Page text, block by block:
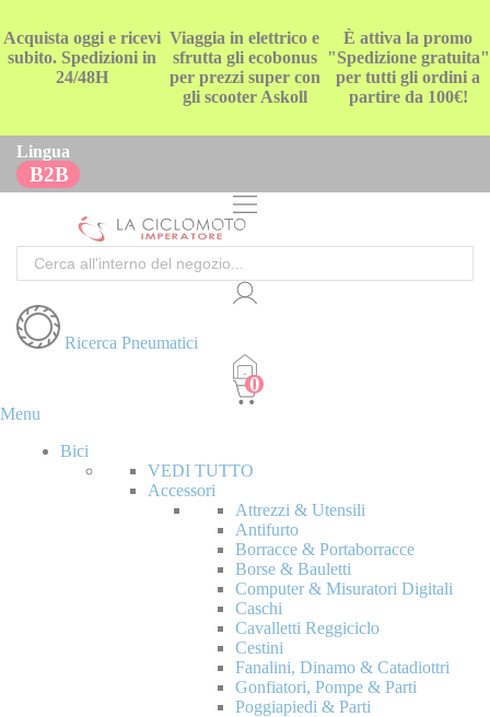
Acquista oggi e ricevi
subito. Spedizioni in
24/48H
Viaggia in elettrico e
sfrutta gli ecobonus
per prezzi super con
gli scooter Askoll
È attiva la promo
"Spedizione gratuita"
per tutti gli ordini a
partire da 100€!
Lingua
B2B
Cerca
Ricerca Pneumatici
Menu
Bici
VEDI TUTTO
Accessori
Attrezzi & Utensili
Antifurto
Borracce & Portaborracce
Borse & Bauletti
Computer & Misuratori Digitali
Caschi
Cavalletti Reggiciclo
Cestini
Fanalini, Dinamo & Catadiottri
Gonfiatori, Pompe & Parti
Poggiapiedi & Parti